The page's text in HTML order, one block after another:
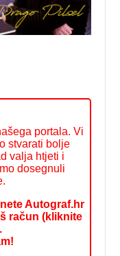
portala. Vi
stvarati bolje
valja htjeti i
dosegnuli
Autograf.hr
račun (kliknite